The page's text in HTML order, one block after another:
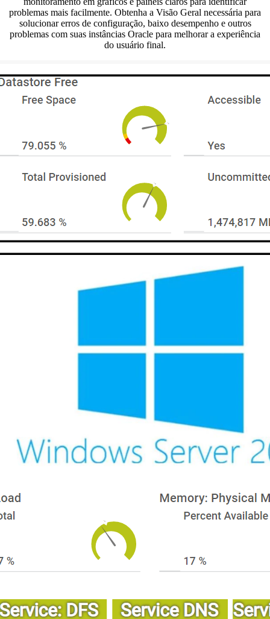
problemas mais facilmente. Obtenha a Visão Geral necessária para
solucionar erros de configuração, baixo desempenho e outros
problemas com suas instâncias Oracle para melhorar a experiência
do usuário final.